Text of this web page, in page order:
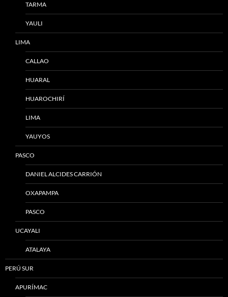
TARMA
YAULI
LIMA
CALLAO
HUARAL
HUAROCHIRÍ
LIMA
YAUYOS
PASCO
DANIEL ALCIDES CARRIÓN
OXAPAMPA
PASCO
UCAYALI
ATALAYA
PERÚ SUR
APURÍMAC